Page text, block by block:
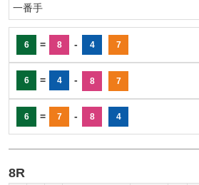
一番手
6 = 8 - 4 7
6 = 4 - 8 7
6 = 7 - 8 4
8R